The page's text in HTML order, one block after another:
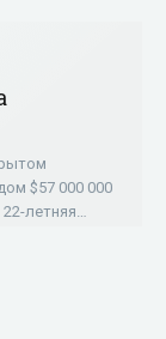
$57 000 000
летняя